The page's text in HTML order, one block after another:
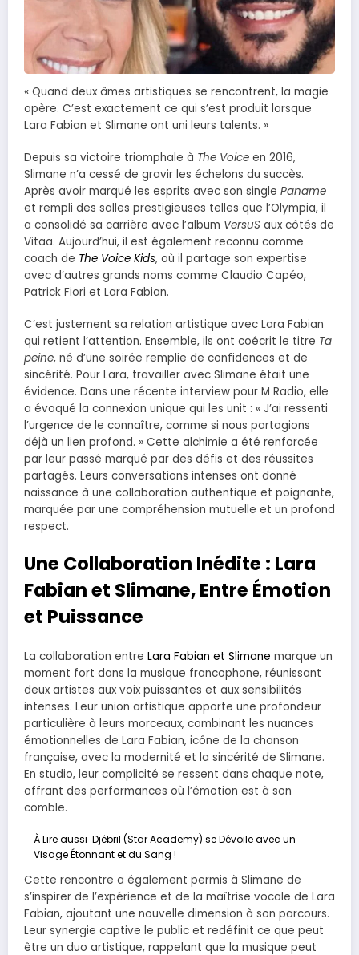
« Quand deux âmes artistiques se rencontrent, la magie
opère. C’est exactement ce qui s’est produit lorsque
Lara Fabian et Slimane ont uni leurs talents. »
Depuis sa victoire triomphale à The Voice en 2016,
Slimane n’a cessé de gravir les échelons du succès.
Après avoir marqué les esprits avec son single Paname
et rempli des salles prestigieuses telles que l’Olympia, il
a consolidé sa carrière avec l’album VersuS aux côtés de
Vitaa. Aujourd’hui, il est également reconnu comme
coach de The Voice Kids, où il partage son expertise
avec d’autres grands noms comme Claudio Capéo,
Patrick Fiori et Lara Fabian.
C’est justement sa relation artistique avec Lara Fabian
qui retient l’attention. Ensemble, ils ont coécrit le titre Ta
peine, né d’une soirée remplie de confidences et de
sincérité. Pour Lara, travailler avec Slimane était une
évidence. Dans une récente interview pour M Radio, elle
a évoqué la connexion unique qui les unit : « J’ai ressenti
l’urgence de le connaître, comme si nous partagions
déjà un lien profond. » Cette alchimie a été renforcée
par leur passé marqué par des défis et des réussites
partagés. Leurs conversations intenses ont donné
naissance à une collaboration authentique et poignante,
marquée par une compréhension mutuelle et un profond
respect.
Une Collaboration Inédite : Lara
Fabian et Slimane, Entre Émotion
et Puissance
La collaboration entre Lara Fabian et Slimane marque un
moment fort dans la musique francophone, réunissant
deux artistes aux voix puissantes et aux sensibilités
intenses. Leur union artistique apporte une profondeur
particulière à leurs morceaux, combinant les nuances
émotionnelles de Lara Fabian, icône de la chanson
française, avec la modernité et la sincérité de Slimane.
En studio, leur complicité se ressent dans chaque note,
offrant des performances où l’émotion est à son
comble.
À Lire aussi Djébril (Star Academy) se Dévoile avec un
Visage Étonnant et du Sang !
Cette rencontre a également permis à Slimane de
s’inspirer de l’expérience et de la maîtrise vocale de Lara
Fabian, ajoutant une nouvelle dimension à son parcours.
Leur synergie captive le public et redéfinit ce que peut
être un duo artistique, rappelant que la musique peut